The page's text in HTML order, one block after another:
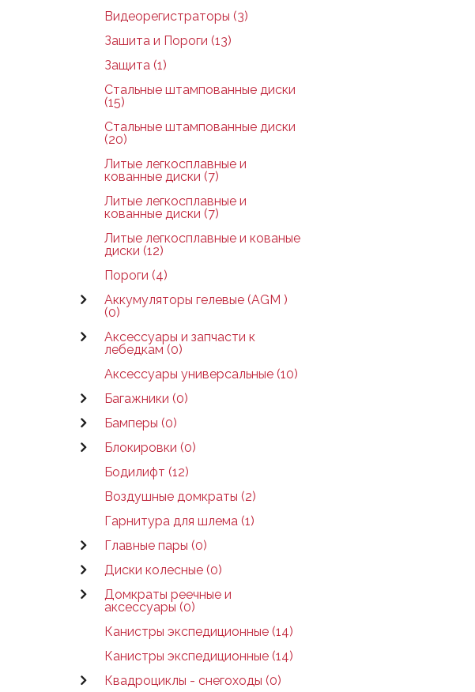
Видеорегистраторы (3)
Зашита и Пороги (13)
Защита (1)
Стальные штампованные диски
(15)
Стальные штампованные диски
(20)
Литые легкосплавные и
кованные диски (7)
Литые легкосплавные и
кованные диски (7)
Литые легкосплавные и кованые
диски (12)
Пороги (4)
Аккумуляторы гелевые (AGM )
(0)
Аксессуары и запчасти к
лебедкам (0)
Аксессуары универсальные (10)
Багажники (0)
Бамперы (0)
Блокировки (0)
Бодилифт (12)
Воздушные домкраты (2)
Гарнитура для шлема (1)
Главные пары (0)
Диски колесные (0)
Домкраты реечные и
аксессуары (0)
Канистры экспедиционные (14)
Канистры экспедиционные (14)
Квадроциклы - снегоходы (0)